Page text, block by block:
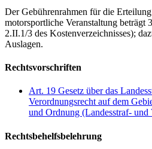
Der Gebührenrahmen für die
motorsportliche Veranstaltung
2.II.1/3 des Kostenverzeichnisses);
Auslagen.
Rechtsvorschriften
Art. 19 Gesetz über das
Verordnungsrecht auf dem
und Ordnung (Landesstraf-
Rechtsbehelfsbelehrung